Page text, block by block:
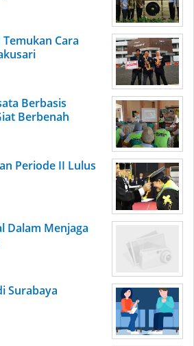
Temukan Cara
Berbasis
Berbenah
Periode II Lulus
Dalam Menjaga
Surabaya